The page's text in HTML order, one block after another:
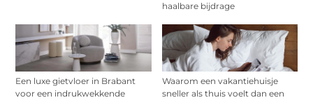
haalbare bijdrage
Een luxe gietvloer in Brabant
voor een indrukwekkende
Waarom een vakantiehuisje
sneller als thuis voelt dan een